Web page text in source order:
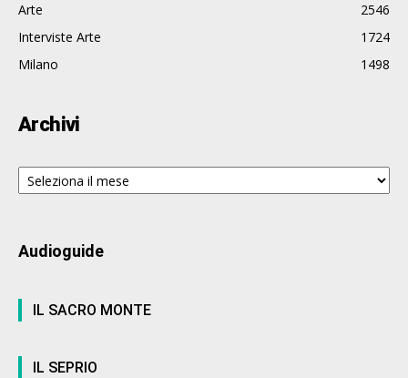
Arte
2546
Interviste Arte
1724
Milano
1498
Archivi
Archivi
Audioguide
IL SACRO MONTE
IL SEPRIO